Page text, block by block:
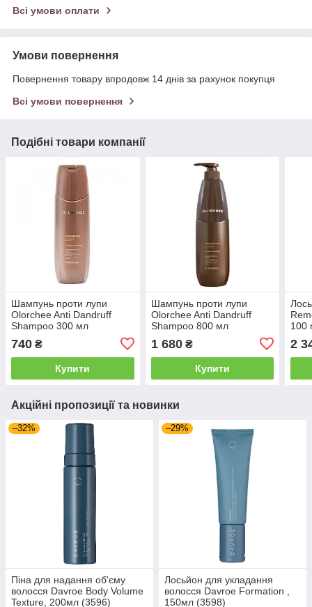
Всі умови оплати
Умови повернення
Повернення товару впродовж 14 днів за рахунок покупця
Всі умови повернення
Подібні товари компанії
Шампунь проти лупи
Olorchee Anti Dandruff
Shampoo 300 мл
740 ₴
Купити
Шампунь проти лупи
Olorchee Anti Dandruff
Shampoo 800 мл
1 680₴
Купити
100
2
Акційні пропозиції та новинки
–32%
Піна для надання об'єму
волосся Davroe Body Volume
Texture, 200мл (3596)
–29%
Лосьйон для укладання
волосся Davroe Formation ,
150мл (3598)